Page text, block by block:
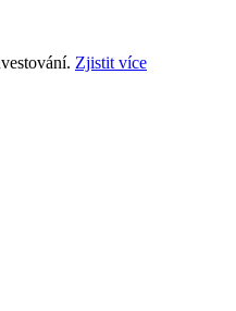
Zjistit více